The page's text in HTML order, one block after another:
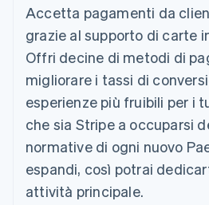
Accetta pagamenti da
grazie al supporto di carte
Offri decine di metodi di
migliorare i tassi di
esperienze più fruibili per i
che sia Stripe a occuparsi
normative di ogni nuovo
espandi, così potrai
attività principale.